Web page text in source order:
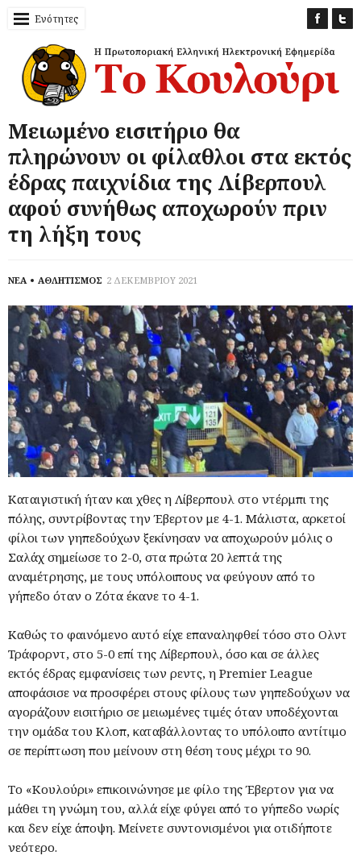
Ενότητες
Μειωμένο εισιτήριο θα
πληρώνουν οι φίλαθλοι στα εκτός
έδρας παιχνίδια της Λίβερπουλ
αφού συνήθως αποχωρούν πριν
τη λήξη τους
ΝΕΑ ΑΘΛΗΤΙΣΜΟΣ 2 ΔΕΚΕΜΒΡΙΟΥ 2021
Καταιγιστική ήταν και χθες η Λίβερπουλ στο ντέρμπι της
πόλης, συντρίβοντας την Έβερτον με 4-1. Μάλιστα, αρκετοί
φίλοι των γηπεδούχων ξεκίνησαν να αποχωρούν μόλις ο
Σαλάχ σημείωσε το 2-0, στα πρώτα 20 λεπτά της
αναμέτρησης, με τους υπόλοιπους να φεύγουν από το
γήπεδο όταν ο Ζότα έκανε το 4-1.
Καθώς το φαινόμενο αυτό είχε επαναληφθεί τόσο στο Ολντ
Τράφορντ, στο 5-0 επί της Λίβερπουλ, όσο και σε άλλες
εκτός έδρας εμφανίσεις των ρεντς, η Premier League
αποφάσισε να προσφέρει στους φίλους των γηπεδούχων να
αγοράζουν εισιτήριο σε μειωμένες τιμές όταν υποδέχονται
την ομάδα του Κλοπ, καταβάλλοντας το υπόλοιπο αντίτιμο
σε περίπτωση που μείνουν στη θέση τους μέχρι το 90.
Το «Κουλούρι» επικοινώνησε με φίλο της Έβερτον για να
μάθει τη γνώμη του, αλλά είχε φύγει από το γήπεδο νωρίς
και δεν είχε άποψη. Μείνετε συντονισμένοι για οτιδήποτε
νεότερο.